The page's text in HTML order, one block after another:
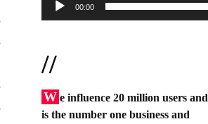
00:00
//
W e influence 20 million users and
is the number one business and